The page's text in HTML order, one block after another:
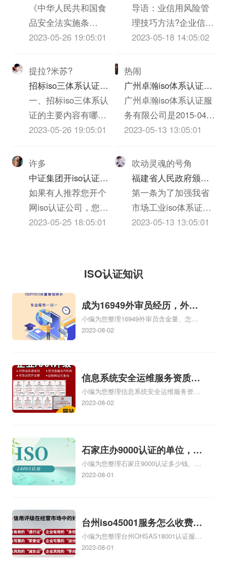
指标的设定应充分考
虑下列原则：1、全面
性：能较全面...
以跟我交流。联系方
式见我Bai空间，谢
谢！
和农iso三体系认证质
量安全法配套法规分
别是什么？
《中华人民共和国食
品安全法实施条
例》、《农iso三体系
《iso三体系认证质量
法》、《消费者权益
保护法》、《反不正
当竞争法》、《ISO
体系认证法》、《广
2023-05-26 19:05:01
提拉?米苏?
招标iso三体系认证的
主要内容有哪些
一、招标iso三体系认
证的主要内容有哪些
1、招标iso三体系认
（1）投标邀请；
（2）投标人须知，包
括密封、签署、盖章
要求等；（3）投标人
应当提交的资格、资
证编制要求和投标保
证金交纳方式；（5）
招标项目的...
2023-05-26 19:05:01
许多
中证集团开iso认证公
司有什么要求么？
如果有人推荐您开个
网iso认证公司，您一
定马上会想到资金来
邮寄、销售经验、库
存风险、售后服务等
一系列的问题，可能
会觉得困难重重、麻
烦多多，让您一筹莫
展。按照通常的网iso
说，可不就是这样，
没有自己的商务网
站，缺少启动资金，
不...
2023-05-25 18:05:01
生命，没有过硬的iso
三体系认证质量就没
有企业...
税发【2003】92号）
第五条规定，考核分
在20分以上60分以下
但有下列情形之一的
纳税人，一律定为C
级。（1）依法应当办
理登记而未...
巧方法
导语：业信用风险管
理技巧方法?企业信用
管理，又称“赊销风险
企业信用政策，指导
和协调内部各部门的
业务活动，对客户信
息进行收集和评估，
对客户信用额度的授
节进行全部监督，以
保障应收账款安全和
及时安全收回的管
理。企业信用风险管
理技巧...
2023-05-18 14:05:02
热闹
广州卓瀚iso体系认证服
务有限公司怎么样？
广州卓瀚iso体系认证服
务有限公司是2015-04-
11在广东省广州市天河
公司(自然人投资或控
股)，申报地址位于广州
市越秀区东风东路836
号2座2204房。广州卓
瀚iso体系认证服务有限
企业...
2023-05-13 13:05:01
吹动灵魂的号角
福建省人民政府颁发
《关于加强市场工业
iso体系证书质量监督
检验与管理的暂行规
第一条为了加强我省
市场工业iso体系证书
的质量监督检验与管
体系证书流通，根据
《国务院批转国家标
强iso三体系认证质量
监督检验工作报告的
省市场的工业iso体系
证书，均按照...
2023-05-13 13:05:01
ISO认证知识
成为16949外审员经历，外审
员16949
小编为您整理16949外审员含金量、怎么
才能成为注册的TS16949:2009的外审
方正文！
2023-08-02
信息系统安全运维服务资质二
级费用，信息系统安全运维服
务资质二级
小编为您整理信息系统安全运维服务资质
认证证书机构有哪些、安全运维服务资质
请书相关iso体系认证知识，详情可查看下
方正文！
2023-08-02
石家庄办9000认证的单位，石
家庄9000认证的公司
小编为您整理石家庄9000认证多少钱、石
家庄9000认证价格多少钱、石家庄9000认
2023-08-01
台州iso45001服务怎么收费，
台州iso45001认证服务怎么收
费
小编为您整理台州OHSAS18001认证服务
中心哪家收费便宜、台州ISO9000认证，
2023-08-01